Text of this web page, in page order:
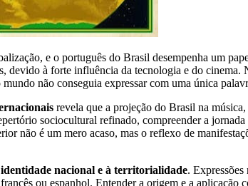
e o português do Brasil desempenha um
devido à forte influência da tecnologia e do
não conseguia expressar com uma única
revela que a projeção do Brasil na
sociocultural refinado, compreender a
não é um mero acaso, mas o reflexo de
identidade nacional e à territorialidade. Expressões
ou espanhol. Entender a origem e a aplicação